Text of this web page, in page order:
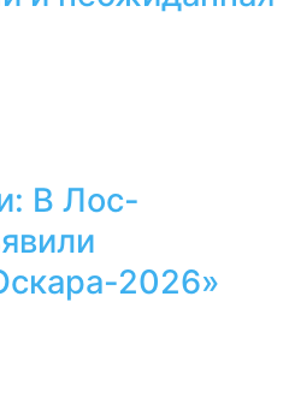
В Лос-
2026»